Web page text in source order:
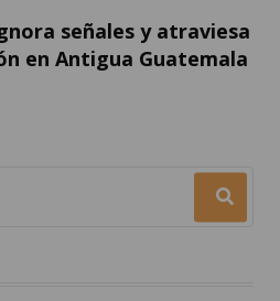
señales y atraviesa
en Antigua Guatemala